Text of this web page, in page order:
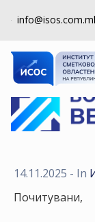
ЗА
НАС
РЕГИСТРИ
КОНТРОЛА
КВАЛИТЕТ
14.11.2025 - In
Почитувани,